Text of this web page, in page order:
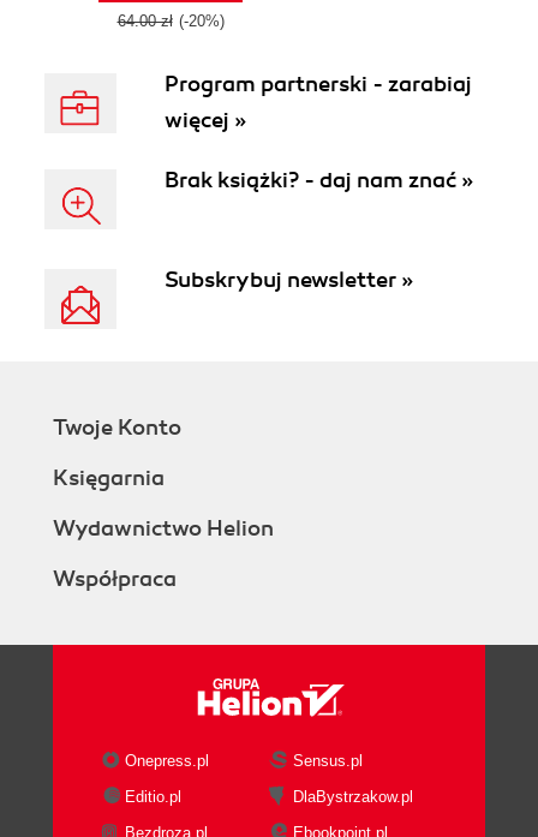
64.00 zł (-20%)
Program partnerski - zarabiaj
więcej »
Brak książki? - daj nam znać »
Subskrybuj newsletter »
Twoje Konto
Księgarnia
Wydawnictwo Helion
Współpraca
Onepress.pl
Sensus.pl
Editio.pl
DlaBystrzakow.pl
Bezdroza.pl
Ebookpoint.pl